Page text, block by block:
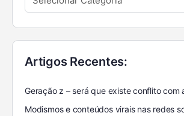
Artigos Recentes:
Geração z – será que existe conflito com
Modismos e conteúdos virais nas redes